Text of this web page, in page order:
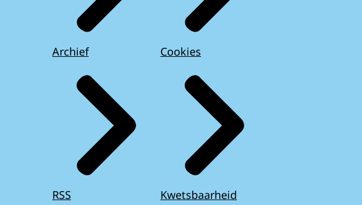
Archief
RSS
Cookies
Kwetsbaarheid